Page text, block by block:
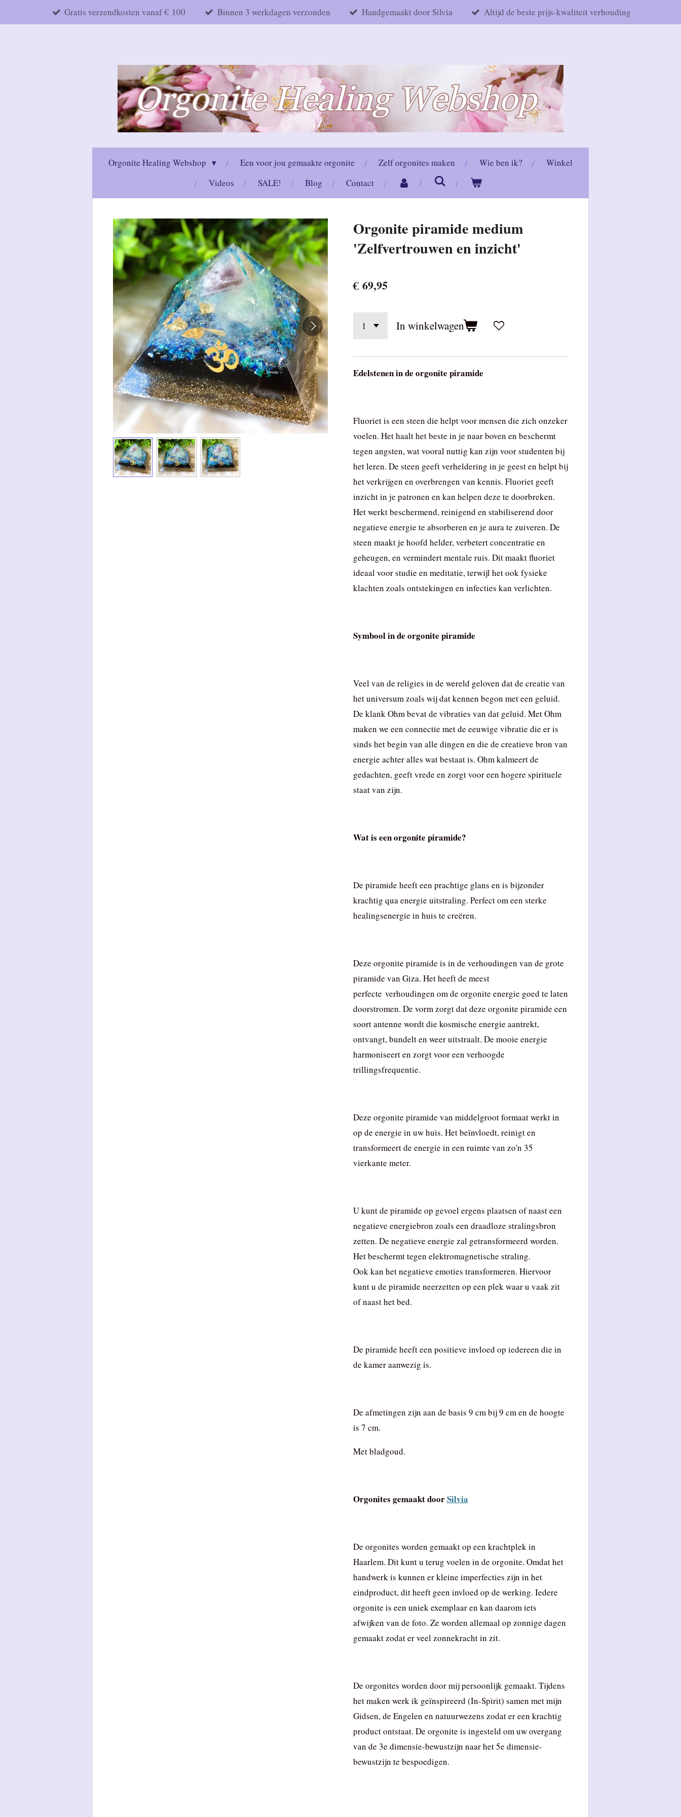
direct
Gratis verzendkosten vanaf € 100 Binnen 3 werkdagen verzonden Handgemaakt door Silvia Altijd de beste prijs-kwaliteit verhouding
Orgonite Healing Webshop Een voor jou gemaakte orgonite Zelf orgonites maken Wie ben ik?
Winkel
Videos
SALE! Blog Contact
Orgonite piramide medium
'Zelfvertrouwen en inzicht'
€ 69,95
In winkelwagen
Edelstenen in de orgonite piramide
Fluoriet is een steen die helpt voor mensen die zich onzeker
voelen. Het haalt het beste in je naar boven en beschermt
tegen angsten, wat vooral nuttig kan zijn voor studenten bij
het leren. De steen geeft verheldering in je geest en helpt bij
het verkrijgen en overbrengen van kennis. Fluoriet geeft
inzicht in je patronen en kan helpen deze te doorbreken.
Het werkt beschermend, reinigend en stabiliserend door
negatieve energie te absorberen en je aura te zuiveren. De
steen maakt je hoofd helder, verbetert concentratie en
geheugen, en vermindert mentale ruis. Dit maakt fluoriet
ideaal voor studie en meditatie, terwijl het ook fysieke
klachten zoals ontstekingen en infecties kan verlichten.
Symbool in de orgonite piramide
Veel van de religies in de wereld geloven dat de creatie van
het universum zoals wij dat kennen begon met een geluid.
De klank Ohm bevat de vibraties van dat geluid. Met Ohm
maken we een connectie met de eeuwige vibratie die er is
sinds het begin van alle dingen en die de creatieve bron van
energie achter alles wat bestaat is. Ohm kalmeert de
gedachten, geeft vrede en zorgt voor een hogere spirituele
staat van zijn.
Wat is een orgonite piramide?
De piramide heeft een prachtige glans en is bijzonder
krachtig qua energie uitstraling. Perfect om een sterke
healingsenergie in huis te creëren.
Deze orgonite piramide is in de verhoudingen van de grote
piramide van Giza. Het heeft de meest
perfecte verhoudingen om de orgonite energie goed te laten
doorstromen. De vorm zorgt dat deze orgonite piramide een
soort antenne wordt die kosmische energie aantrekt,
ontvangt, bundelt en weer uitstraalt. De mooie energie
harmoniseert en zorgt voor een verhoogde
trillingsfrequentie.
Deze orgonite piramide van middelgroot formaat werkt in
op de energie in uw huis. Het beïnvloedt, reinigt en
transformeert de energie in een ruimte van zo'n 35
vierkante meter.
U kunt de piramide op gevoel ergens plaatsen of naast een
negatieve energiebron zoals een draadloze stralingsbron
zetten. De negatieve energie zal getransformeerd worden.
Het beschermt tegen elektromagnetische straling.
Ook kan het negatieve emoties transformeren. Hiervoor
kunt u de piramide neerzetten op een plek waar u vaak zit
of naast het bed.
De piramide heeft een positieve invloed op iedereen die in
de kamer aanwezig is.
De afmetingen zijn aan de basis 9 cm bij 9 cm en de hoogte
is 7 cm.
Met bladgoud.
Orgonites gemaakt doorSilvia
De orgonites worden gemaakt op een krachtplek in
Haarlem. Dit kunt u terug voelen in de orgonite. Omdat het
handwerk is kunnen er kleine imperfecties zijn in het
eindproduct, dit heeft geen invloed op de werking. Iedere
orgonite is een uniek exemplaar en kan daarom iets
afwijken van de foto. Ze worden allemaal op zonnige dagen
gemaakt zodat er veel zonnekracht in zit.
De orgonites worden door mij persoonlijk gemaakt. Tijdens
het maken werk ik geïnspireerd (In-Spirit) samen met mijn
Gidsen, de Engelen en natuurwezens zodat er een krachtig
product ontstaat. De orgonite is ingesteld om uw overgang
van de 3e dimensie-bewustzijn naar het 5e dimensie-
bewustzijn te bespoedigen.